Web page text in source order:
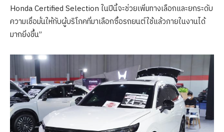
Honda Certified Selection ในปีนี้จะช่วยเพิ่มทางเลือกและยกระดับ
ความเชื่อมั่นให้กับผู้บริโภคที่มาเลือกซื้อรถยนต์ใช้แล้วภายในงานได้
มากยิ่งขึ้น”